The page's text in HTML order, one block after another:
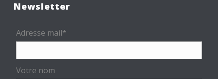
Newsletter
Adresse mail*
Votre nom